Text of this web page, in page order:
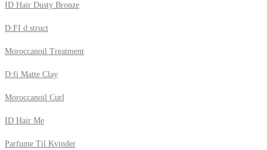
ID Hair Dusty Bronze
D:FI d:struct
Moroccanoil Treatment
D:fi Matte Clay
Moroccanoil Curl
ID Hair Me
Parfume Til Kvinder